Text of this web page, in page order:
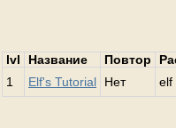
lvl Название Повтор
1
Elf's Tutorial Нет elf